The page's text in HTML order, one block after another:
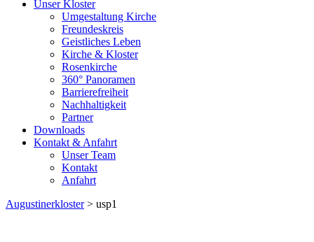
Unser Kloster
Umgestaltung Kirche
Freundeskreis
Geistliches Leben
Kirche & Kloster
Rosenkirche
360° Panoramen
Barrierefreiheit
Nachhaltigkeit
Partner
Downloads
Kontakt & Anfahrt
Unser Team
Kontakt
Anfahrt
Augustinerkloster> usp1